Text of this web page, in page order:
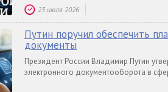
23 июля 2026
Путин поручил обеспечить
документы
Президент России Владимир Путин
электронного документооборота в